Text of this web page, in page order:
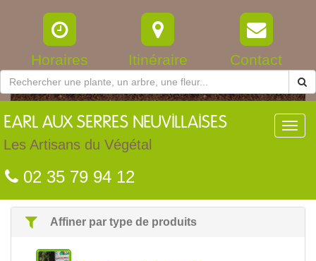
Horaires Itinéraire Contact
EARL AUX SERRES NEUVILLAISES
Les Artisans du Végétal
02 35 79 94 12
Affiner par type de produits